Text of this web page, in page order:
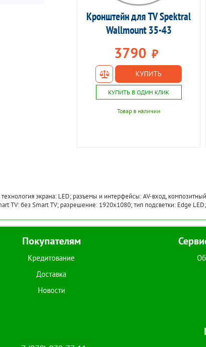
Кронштейн для TV Spektral
Wallmount 35-43
3790 ₽
КУПИТЬ
КУПИТЬ В ОДИН КЛИК
Товар в наличии
экрана: LED; разъемы и интерфейсы: AV-вход,
TV: без Smart TV; разрешение: 1920x1080; тип подсветки: Edge
Покупателям
Кредитование
Доставка
Новости